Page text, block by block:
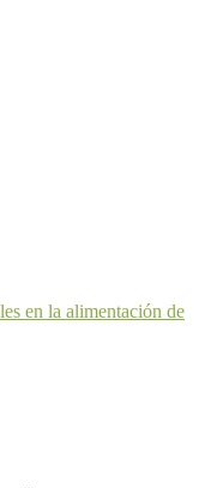
en la alimentación de